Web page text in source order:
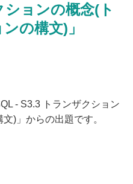
ションの概念(ト
の構文)」
- S3.3 トランザクション
)」からの出題です。